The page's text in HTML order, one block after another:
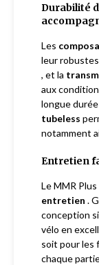
Durabilité
Les
leur
, et la
aux
longue
tubeless
notamment
Entretien
Le MMR
entretien .
conception
vélo en
soit pour les
chaque